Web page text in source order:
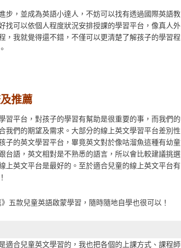
步，並成為英語小達人，不妨可以找有透過國際英語教
找可以依個人程度狀況安排授課的學習平台，像真人外
，我就覺得還不錯，不僅可以更清楚了解孩子的學習程
推薦
習平台，對孩子的學習有幫助是很重要的事，而我們的
我們的期望及需求。大部分的線上英文學習平台差別性
子的英文學習平台，畢竟英文對於像咕溜魚這種有幼童
台語，英文相對是不熟悉的語言，所以會比較建議挑選
上英文平台是最好的。至於適合兒童的線上英文平台有
適合兒童英文學習的，我也把各個的上課方式、課程師